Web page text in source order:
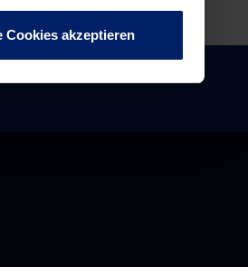
Cookies akzeptieren